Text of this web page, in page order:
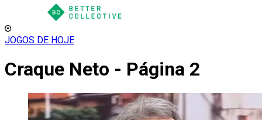
JOGOS DE HOJE
Craque Neto - Página 2